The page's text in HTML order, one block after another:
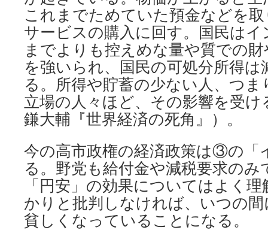
これまでためていた預金などを
サービスの購入に回す。国民は
までよりも控えめな量や質での
を強いられ、国民の可処分所得は
る。所得や貯蓄の少ない人、つ
立場の人々ほど、その影響を受け
鎌大輔『世界経済の死角』）。
今の高市政権の経済政策は③の「
る。野党も給付金や減税要求の
「円安」の効果についてはよく
かりと批判しなければ、いつの
貧しくなっていることになる。